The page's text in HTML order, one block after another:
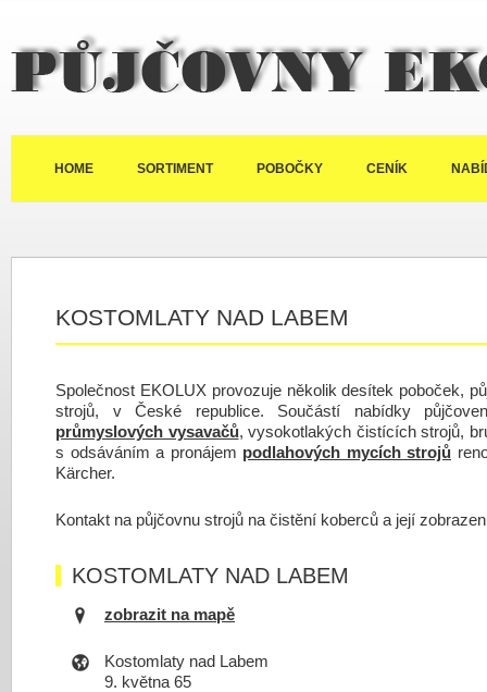
Půjčovny Ekolux
HOME SORTIMENT POBOČKY CENÍK
KOSTOMLATY NAD LABEM
Společnost EKOLUX provozuje několik desítek poboček,
strojů, v České republice. Součástí nabídky
průmyslových vysavačů, vysokotlakých čistících strojů,
s odsáváním a pronájem podlahových mycích strojů
Kärcher.
Kontakt na půjčovnu strojů na čistění koberců a její
KOSTOMLATY NAD LABEM
zobrazit na mapě
Kostomlaty nad Labem
9. května 65